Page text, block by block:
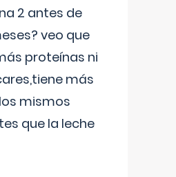
2 antes de
veo que
proteínas ni
más
mismos
que la leche